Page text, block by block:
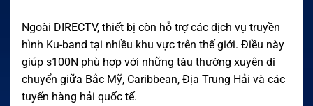
Ngoài DIRECTV, thiết bị còn hỗ trợ các dịch vụ truyền
hình Ku-band tại nhiều khu vực trên thế giới. Điều này
giúp s100N phù hợp với những tàu thường xuyên di
chuyển giữa Bắc Mỹ, Caribbean, Địa Trung Hải và các
tuyến hàng hải quốc tế.